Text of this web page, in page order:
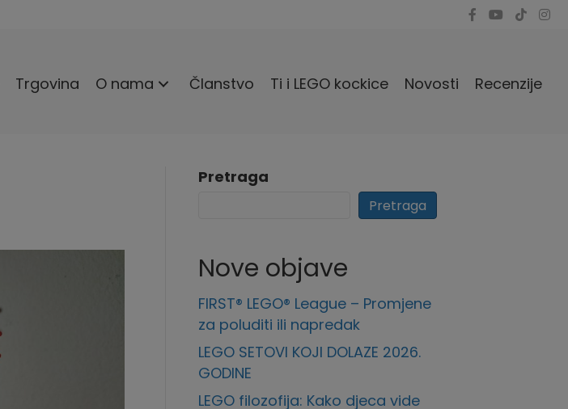
Trgovina O nama Članstvo Ti i LEGO kockice Novosti Recenzije
Pretraga
Pretraga
Nove objave
FIRST® LEGO® League – Promjene
za poluditi ili napredak
LEGO SETOVI KOJI DOLAZE 2026.
GODINE
LEGO filozofija: Kako djeca vide